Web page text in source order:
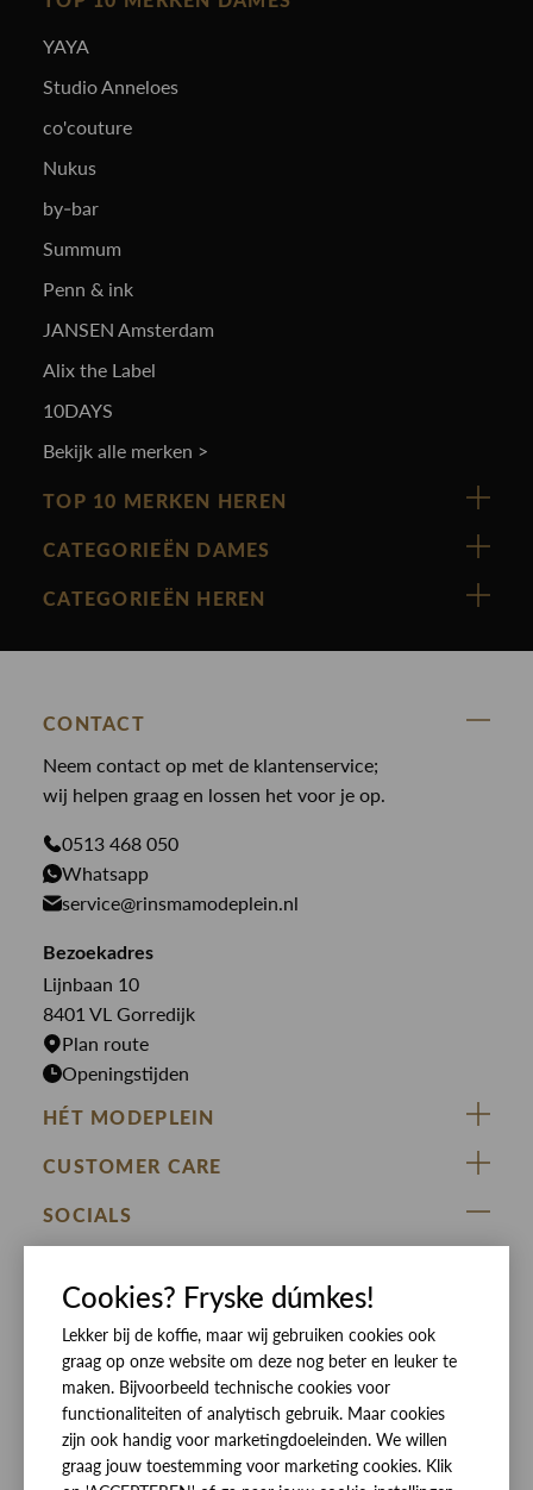
YAYA
Studio Anneloes
co'couture
Nukus
by-bar
Summum
Penn & ink
JANSEN Amsterdam
Alix the Label
10DAYS
Bekijk alle merken >
TOP 10 MERKEN HEREN
Vanguard
Cast Iron
Paul en Shark
Genti
PME Legend
Butcher of Blue
Bekijk alle merken >
CATEGORIEËN DAMES
Nieuw binnen
Blouses
Broeken
Gilets
Jassen
Jeans
Jumpsuits
Jurken
Rokken
CATEGORIEËN HEREN
Broeken
Colberts
Giftcards
Jassen
Overhemden
T-shirts
CONTACT
Neem contact op met de klantenservice;
wij helpen graag en lossen het voor je op.
0513 468 050
Whatsapp
service@rinsmamodeplein.nl
Bezoekadres
Lijnbaan 10
8401 VL Gorredijk
Plan route
Openingstijden
HÉT MODEPLEIN
ZIJ VAN RINSMA
DE HEEREN VAN RINSMA
RINSMA.CONCEPTS
Eten en drinken
Openingstijden
Werken bij RINSMA
CUSTOMER CARE
Veelgestelde vragen
Retourneren & Ruilen
Betaalmethoden
Bezorgen
Contact
Reviews
SOCIALS
Cookies? Fryske dúmkes!
Lekker bij de koffie, maar wij gebruiken cookies ook
graag op onze website om deze nog beter en leuker te
maken. Bijvoorbeeld technische cookies voor
functionaliteiten of analytisch gebruik. Maar cookies
zijn ook handig voor marketingdoeleinden. We willen
graag jouw toestemming voor marketing cookies. Klik